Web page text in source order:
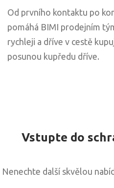
Od prvního kontaktu po
pomáhá BIMI prodejním
rychleji a dříve v cestě
posunou kupředu dříve.
Vstupte do
Nenechte další skvělou